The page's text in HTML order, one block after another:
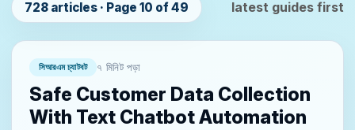
728 articles · Page 10 of 49 latest guides first
সিআরএম চ্যাটবট ৭ মিনিট পড়া
Safe Customer Data Collection
With Text Chatbot Automation